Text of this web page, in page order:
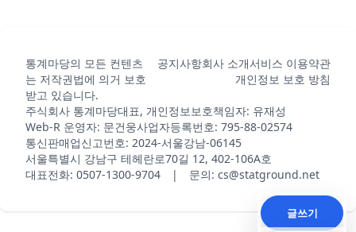
통계마당의 모든 컨텐츠
는 저작권법에 의거 보호
받고 있습니다.
공지사항회사 소개서비스 이용약관
개인정보 보호 방침
주식회사 통계마당대표, 개인정보보호책임자: 유재성
Web-R 운영자: 문건웅사업자등록번호: 795-88-02574
통신판매업신고번호: 2024-서울강남-06145
서울특별시 강남구 테헤란로70길 12, 402-106A호
대표전화: 0507-1300-9704 | 문의: cs@statground.net
글쓰기